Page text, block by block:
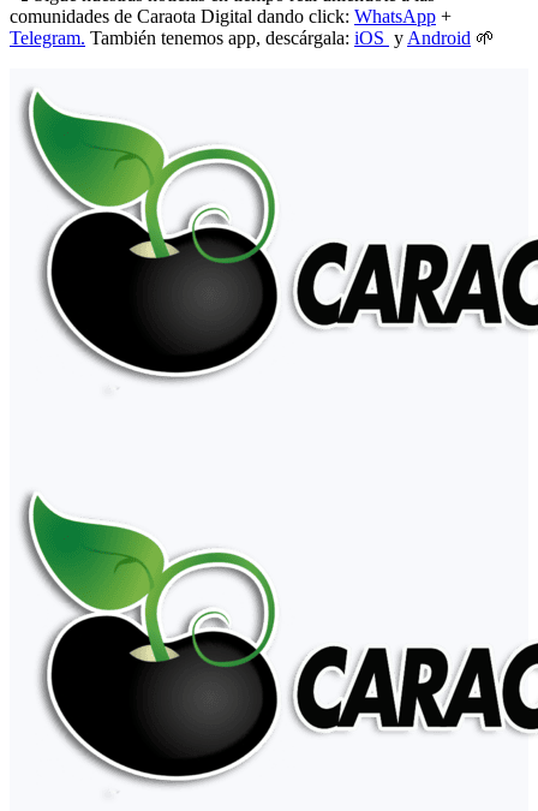
comunidades de Caraota Digital dando click: WhatsApp +
Telegram. También tenemos app, descárgala: iOS y Android 🌱